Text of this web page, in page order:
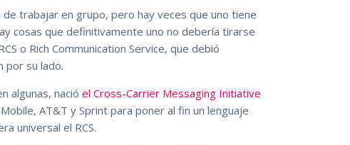
trabajar en grupo, pero hay veces que uno tiene
cosas que definitivamente uno no debería tirarse
o Rich Communication Service, que debió
por su lado.
algunas, nacióel Cross-Carrier Messaging Initiative
AT&T y Sprint para poner al fin un lenguaje
universal el RCS.